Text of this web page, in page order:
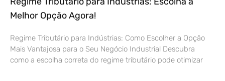
Melhor Opção Agora!
Regime Tributário para Indústrias: Como Escolher a Opção
Mais Vantajosa para o Seu Negócio Industrial Descubra
como a escolha correta do regime tributário pode otimizar